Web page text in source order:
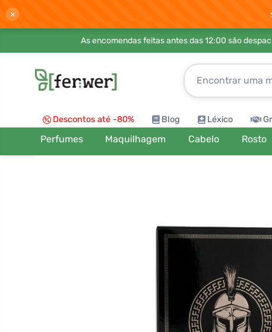
×
As encomendas feitas antes das 12:00 são
Descontos até -80% Blog Léxico
Perfumes Maquilhagem Cabelo Rosto